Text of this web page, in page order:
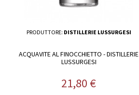
PRODUTTORE: DISTILLERIE LUSSURGESI
ACQUAVITE AL FINOCCHIETTO - DISTILLERIE
LUSSURGESI
Prezzo
21,80 €